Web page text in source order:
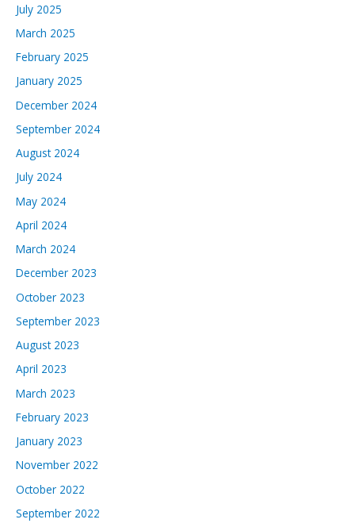
July 2025
March 2025
February 2025
January 2025
December 2024
September 2024
August 2024
July 2024
May 2024
April 2024
March 2024
December 2023
October 2023
September 2023
August 2023
April 2023
March 2023
February 2023
January 2023
November 2022
October 2022
September 2022